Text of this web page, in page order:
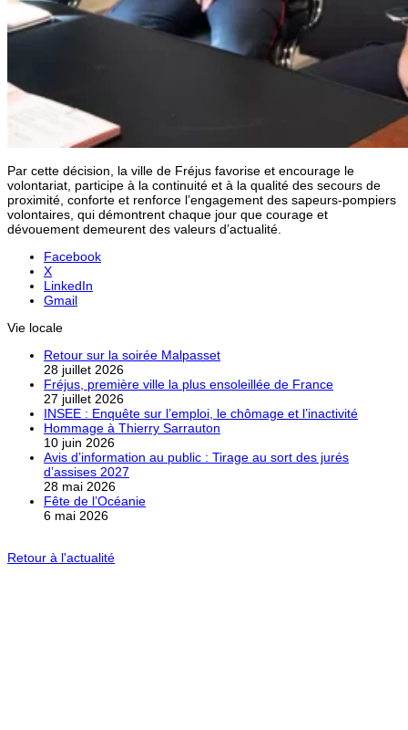
Par cette décision, la ville de Fréjus favorise et encourage le
volontariat, participe à la continuité et à la qualité des secours de
proximité, conforte et renforce l’engagement des sapeurs-pompiers
volontaires, qui démontrent chaque jour que courage et
dévouement demeurent des valeurs d’actualité.
Facebook
X
LinkedIn
Gmail
Vie locale
Retour sur la soirée Malpasset
28 juillet 2026
Fréjus, première ville la plus ensoleillée de France
27 juillet 2026
INSEE : Enquête sur l’emploi, le chômage et l’inactivité
Hommage à Thierry Sarrauton
10 juin 2026
Avis d’information au public : Tirage au sort des jurés
d’assises 2027
28 mai 2026
Fête de l’Océanie
6 mai 2026
Retour à l'actualité